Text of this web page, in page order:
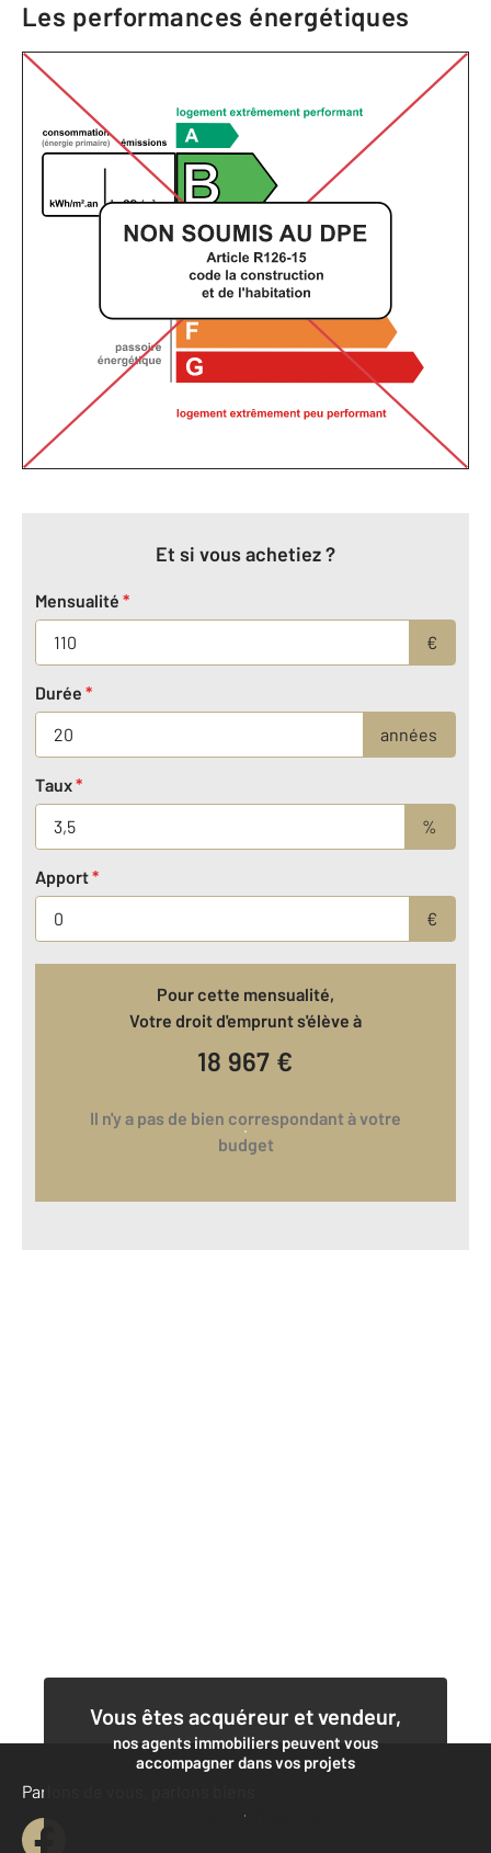
Les performances énergétiques
Et si vous achetiez ?
Mensualité *
€
Durée *
années
Taux*
%
Apport*
€
Pour cette mensualité,
Votre droit d'emprunt s'élève à
18 967 €
Il n'y a pas de bien correspondant à votre
budget
Vous êtes acquéreur et vendeur,
nos agents immobiliers peuvent vous
accompagner dans vos projets
Contacter l'agence
Parlons de vous, parlons biens